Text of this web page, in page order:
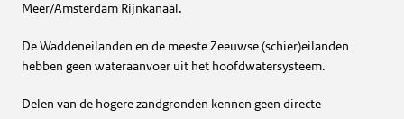
Meer/Amsterdam Rijnkanaal.
De Waddeneilanden en de meeste Zeeuwse (schier)eilanden
hebben geen wateraanvoer uit het hoofdwatersysteem.
Delen van de hogere zandgronden kennen geen directe